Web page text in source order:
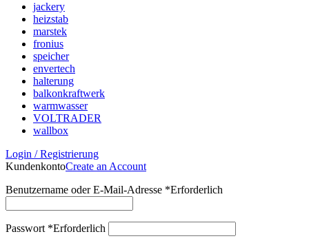
jackery
heizstab
marstek
fronius
speicher
envertech
halterung
balkonkraftwerk
warmwasser
VOLTRADER
wallbox
Login / Registrierung
KundenkontoCreate an Account
Benutzername oder E-Mail-Adresse *Erforderlich
Passwort *Erforderlich